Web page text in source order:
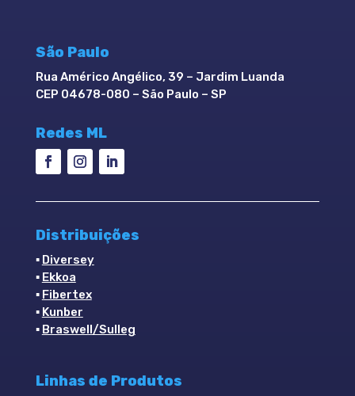
São Paulo
Rua Américo Angélico, 39 – Jardim Luanda
CEP 04678-080 – São Paulo – SP
Redes ML
Distribuições
▪ Diversey
▪ Ekkoa
▪ Fibertex
▪ Kunber
▪ Braswell/Sulleg
Linhas de Produtos